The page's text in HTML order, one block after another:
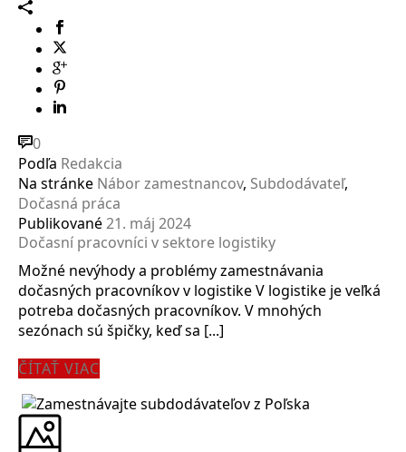
0
Podľa Redakcia
Na stránke Nábor zamestnancov, Subdodávateľ,
Dočasná práca
Publikované21. máj 2024
Dočasní pracovníci v sektore logistiky
Možné nevýhody a problémy zamestnávania
dočasných pracovníkov v logistike V logistike je veľká
potreba dočasných pracovníkov. V mnohých
sezónach sú špičky, keď sa [...]
ČÍTAŤ VIAC